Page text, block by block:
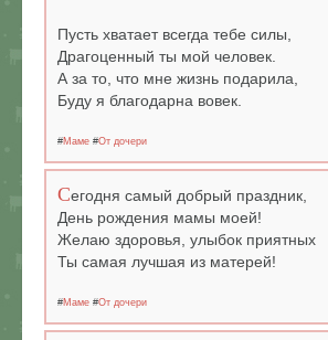
Пусть хватает всегда тебе силы,
Драгоценный ты мой человек.
А за то, что мне жизнь подарила,
Буду я благодарна вовек.
#Маме #От дочери
Сегодня самый добрый праздник,
День рождения мамы моей!
Желаю здоровья, улыбок приятных
Ты самая лучшая из матерей!
#Маме #От дочери